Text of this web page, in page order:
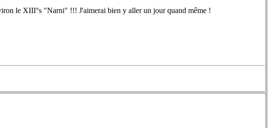
le XIII°s "Narni" !!! J'aimerai bien y aller un jour quand même !